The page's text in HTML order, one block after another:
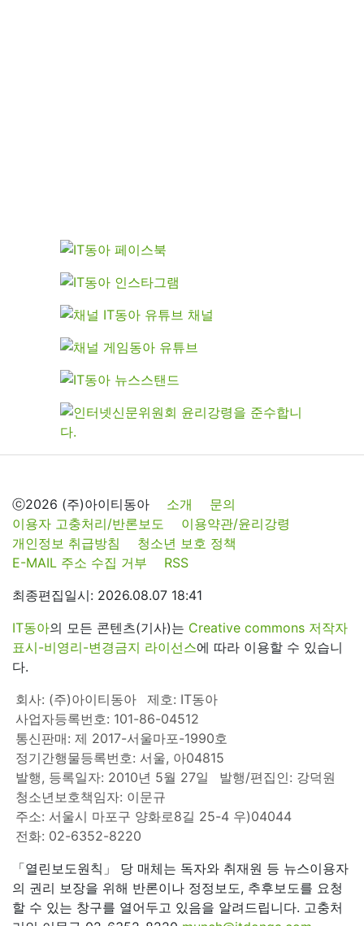
ⓒ2026 (주)아이티동아 소개
문의
이용자 고충처리/반론보도
이용약관/윤리강령
개인정보 취급방침
청소년 보호 정책
E-MAIL 주소 수집 거부
RSS
최종편집일시: 2026.08.07 18:41
IT동아의 모든 콘텐츠(기사)는 Creative commons 저작자
표시-비영리-변경금지 라이선스에 따라 이용할 수 있습니
다.
회사: (주)아이티동아
제호: IT동아
사업자등록번호: 101-86-04512
통신판매: 제 2017-서울마포-1990호
정기간행물등록번호: 서울, 아04815
발행, 등록일자: 2010년 5월 27일
발행/편집인: 강덕원
청소년보호책임자: 이문규
주소: 서울시 마포구 양화로8길 25-4 우)04044
전화: 02-6352-8220
「열린보도원칙」 당 매체는 독자와 취재원 등 뉴스이용자
의 권리 보장을 위해 반론이나 정정보도, 추후보도를 요청
할 수 있는 창구를 열어두고 있음을 알려드립니다. 고충처